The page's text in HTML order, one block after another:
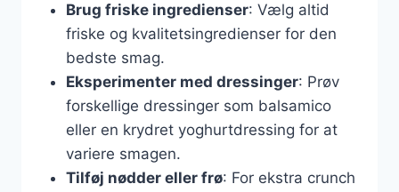
Brug friske ingredienser: Vælg altid
friske og kvalitetsingredienser for den
bedste smag.
Eksperimenter med dressinger: Prøv
forskellige dressinger som balsamico
eller en krydret yoghurtdressing for at
variere smagen.
Tilføj nødder eller frø: For ekstra crunch